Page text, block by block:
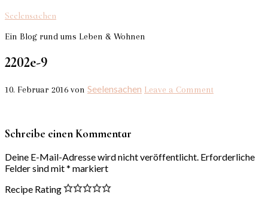
Seelensachen
Ein Blog rund ums Leben & Wohnen
2202e-9
10. Februar 2016 von Seelensachen Leave a Comment
Schreibe einen Kommentar
Deine E-Mail-Adresse wird nicht veröffentlicht. Erforderliche
Felder sind mit* markiert
Recipe Rating